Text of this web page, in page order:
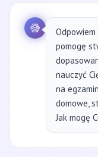
pomogę
nauczyć
na
domowe,
Jak mogę